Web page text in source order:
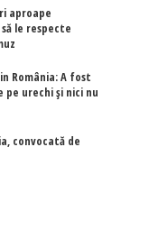
aproape
le respecte
România: A fost
pe urechi și nici nu
convocată de